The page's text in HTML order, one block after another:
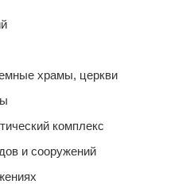
храмы, церкви
комплекс
и сооружений